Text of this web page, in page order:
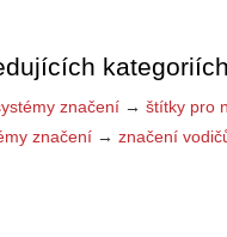
značení → štítky pro
značení → značení